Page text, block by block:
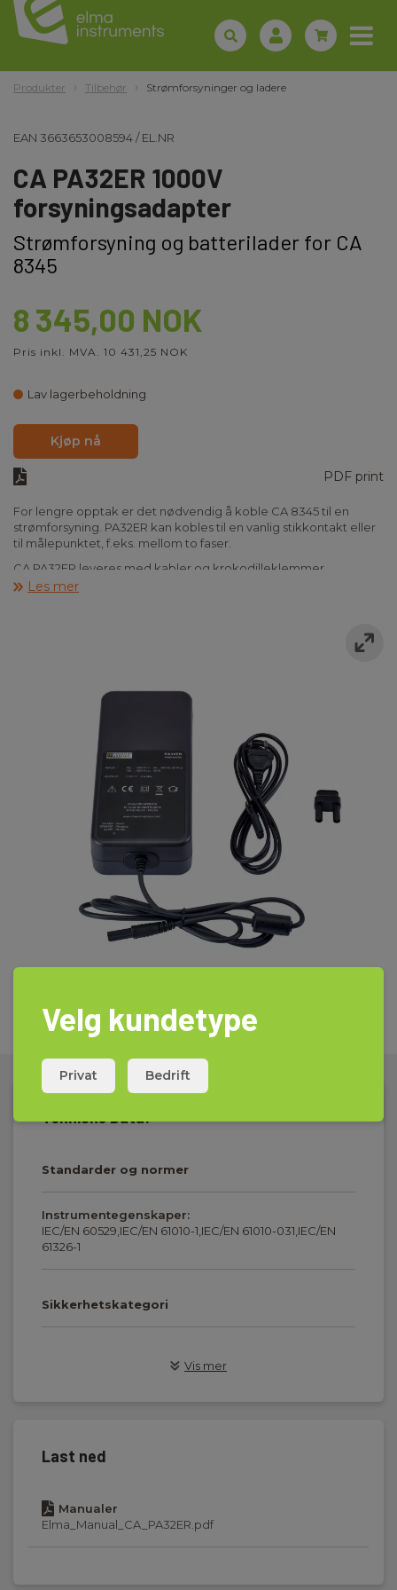
Produkter Tilbehør Strømforsyninger og ladere
EAN 3663653008594/EL.NR
CA PA32ER 1000V
forsyningsadapter
Strømforsyning og batterilader for CA
8345
8 345,00 NOK
Pris inkl. MVA. 10 431,25 NOK
Lav lagerbeholdning
Kjøp nå
PDF print
For lengre opptak er det nødvendig å koble CA 8345 til en
strømforsyning. PA32ER kan kobles til en vanlig stikkontakt eller
til målepunktet, f.eks. mellom to faser.
CA PA32ER leveres med kabler og krokodilleklemmer,
strømledning og bruksanvisning.
Les mer
Tekniske Data:
Standarder og normer
Instrumentegenskaper:
IEC/EN 60529,IEC/EN 61010-1,IEC/EN 61010-031,IEC/EN
61326-1
Sikkerhetskategori
Output:
15 V 2 A DC
Vis mer
Last ned
Manualer
Elma_Manual_CA_PA32ER.pdf
Velg kundetype
Privat Bedrift